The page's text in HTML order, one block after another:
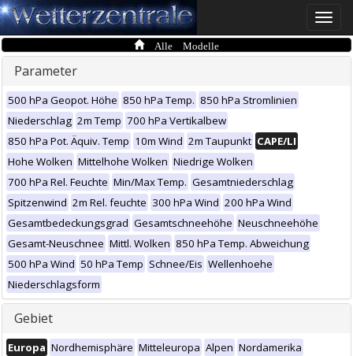
Toggle
Alle Modelle
Parameter
500 hPa Geopot. Höhe 850 hPa Temp. 850 hPa Stromlinien
Niederschlag 2m Temp 700 hPa Vertikalbew
850 hPa Pot. Äquiv. Temp 10m Wind 2m Taupunkt CAPE/LI
Hohe Wolken Mittelhohe Wolken Niedrige Wolken
700 hPa Rel. Feuchte Min/Max Temp. Gesamtniederschlag
Spitzenwind 2m Rel. feuchte 300 hPa Wind 200 hPa Wind
Gesamtbedeckungsgrad Gesamtschneehöhe Neuschneehöhe
Gesamt-Neuschnee Mittl. Wolken 850 hPa Temp. Abweichung
500 hPa Wind 50 hPa Temp Schnee/Eis Wellenhoehe
Niederschlagsform
Gebiet
Europa Nordhemisphäre Mitteleuropa Alpen Nordamerika